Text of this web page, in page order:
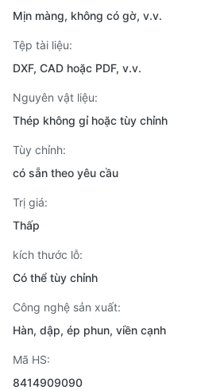
Mịn màng, không có gờ, v.v.
Tệp tài liệu:
DXF, CAD hoặc PDF, v.v.
Nguyên vật liệu:
Thép không gỉ hoặc tùy chỉnh
Tùy chỉnh:
có sẵn theo yêu cầu
Trị giá:
Thấp
kích thước lỗ:
Có thể tùy chỉnh
Công nghệ sản xuất:
Hàn, dập, ép phun, viền cạnh
Mã HS:
8414909090